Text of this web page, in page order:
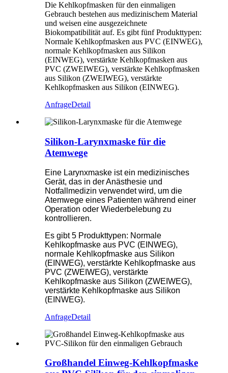
Die Kehlkopfmasken für den einmaligen
Gebrauch bestehen aus medizinischem Material
und weisen eine ausgezeichnete
Biokompatibilität auf. Es gibt fünf Produkttypen:
Normale Kehlkopfmasken aus PVC (EINWEG),
normale Kehlkopfmasken aus Silikon
(EINWEG), verstärkte Kehlkopfmasken aus
PVC (ZWEIWEG), verstärkte Kehlkopfmasken
aus Silikon (ZWEIWEG), verstärkte
Kehlkopfmasken aus Silikon (EINWEG).
AnfrageDetail
Silikon-Larynxmaske für die
Atemwege
Eine Larynxmaske ist ein medizinisches
Gerät, das in der Anästhesie und
Notfallmedizin verwendet wird, um die
Atemwege eines Patienten während einer
Operation oder Wiederbelebung zu
kontrollieren.
Es gibt 5 Produkttypen: Normale
Kehlkopfmaske aus PVC (EINWEG),
normale Kehlkopfmaske aus Silikon
(EINWEG), verstärkte Kehlkopfmaske aus
PVC (ZWEIWEG), verstärkte
Kehlkopfmaske aus Silikon (ZWEIWEG),
verstärkte Kehlkopfmaske aus Silikon
(EINWEG).
AnfrageDetail
Großhandel Einweg-Kehlkopfmaske